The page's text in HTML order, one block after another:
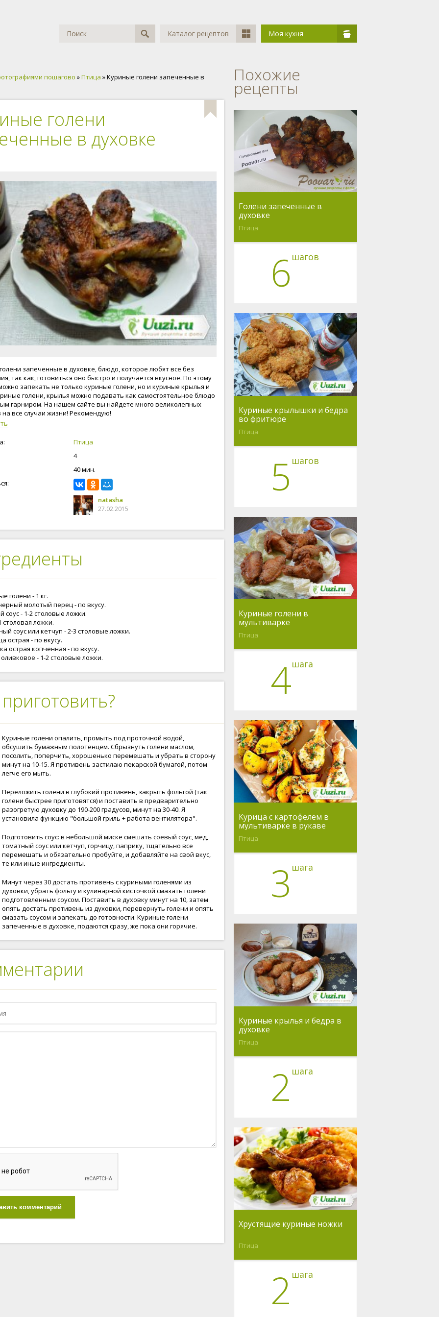
Каталог рецептов Моя кухня
пошагово »Птица » Куриные голени запеченные в
голени
в духовке
запеченные в духовке, блюдо, которое любят все без
так как, готовиться оно быстро и получается вкусное. По этому
запекать не только куриные голени, но и куриные крылья и
голени, крылья можно подавать как самостоятельное блюдо
гарниром. На нашем сайте вы найдете много великолепных
все случаи жизни! Рекомендую!
Птица
4
40 мин.
natasha
27.02.2015
голени - 1 кг.
молотый перец - по вкусу.
соус - 1-2 столовые ложки.
столовая ложки.
соус или кетчуп - 2-3 столовые ложки.
острая - по вкусу.
острая копченная - по вкусу.
- 1-2 столовые ложки.
Куриные голени опалить, промыть под проточной водой,
обсушить бумажным полотенцем. Сбрызнуть голени маслом,
посолить, поперчить, хорошенько перемешать и убрать в сторону
минут на 10-15. Я противень застилаю пекарской бумагой, потом
легче его мыть.
Переложить голени в глубокий противень, закрыть фольгой (так
голени быстрее приготовятся) и поставить в предварительно
разогретую духовку до 190-200 градусов, минут на 30-40. Я
установила функцию "большой гриль + работа вентилятора".
Подготовить соус: в небольшой миске смешать соевый соус, мед,
томатный соус или кетчуп, горчицу, паприку, тщательно все
перемешать и обязательно пробуйте, и добавляйте на свой вкус,
те или иные ингредиенты.
Минут через 30 достать противень с куриными голенями из
духовки, убрать фольгу и кулинарной кисточкой смазать голени
подготовленным соусом. Поставить в духовку минут на 10, затем
опять достать противень из духовки, перевернуть голени и опять
смазать соусом и запекать до готовности. Куриные голени
запеченные в духовке, подаются сразу, же пока они горячие.
комментарий
Похожие
рецепты
Голени запеченные в
духовке
Птица
6 шагов
Куриные крылышки и бедра
во фритюре
Птица
5 шагов
Куриные голени в
мультиварке
Птица
4шага
Курица с картофелем в
мультиварке в рукаве
Птица
3 шага
Куриные крылья и бедра в
духовке
Птица
2 шага
Хрустящие куриные ножки
Птица
2 шага